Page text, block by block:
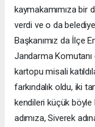
kaymakamımıza bir
verdi ve o da
Başkanımız da İlçe
Jandarma Komutanı
kartopu misali
farkındalık oldu, iki
kendileri küçük böyle
adımıza, Siverek